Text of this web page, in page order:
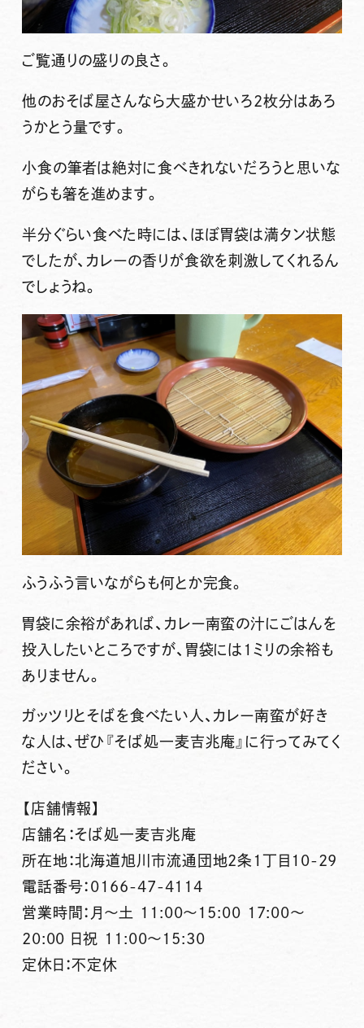
ご覧通りの盛りの良さ。
他のおそば屋さんなら大盛かせいろ2枚分はあろ
うかとう量です。
小食の筆者は絶対に食べきれないだろうと思いな
がらも箸を進めます。
半分ぐらい食べた時には、ほぼ胃袋は満タン状態
でしたが、カレーの香りが食欲を刺激してくれるん
でしょうね。
ふうふう言いながらも何とか完食。
胃袋に余裕があれば、カレー南蛮の汁にごはんを
投入したいところですが、胃袋には1ミリの余裕も
ありません。
ガッツリとそばを食べたい人、カレー南蛮が好き
な人は、ぜひ 『そば処一麦吉兆庵』 に行ってみてく
ださい。
【店舗情報】
店舗名：そば処一麦吉兆庵
所在地：北海道旭川市流通団地2条1丁目10-29
電話番号：0166-47-4114
営業時間：月～土 11:00～15:00 17:00～
20:00 日祝 11:00～15:30
定休日：不定休